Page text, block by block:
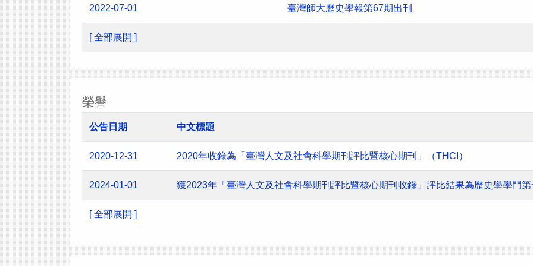
2022-07-01 臺灣師大歷史學報第67期出刊
[ 全部展開 ]
榮譽
公告日期 中文標題
2020-12-31 2020年收錄為「臺灣人文及社會科學期刊評比暨核心期刊」（THCI）
2024-01-01 獲2023年「臺灣人文及社會科學期刊評比暨核心期刊收錄」評比結果為歷史學學門
[ 全部展開 ]